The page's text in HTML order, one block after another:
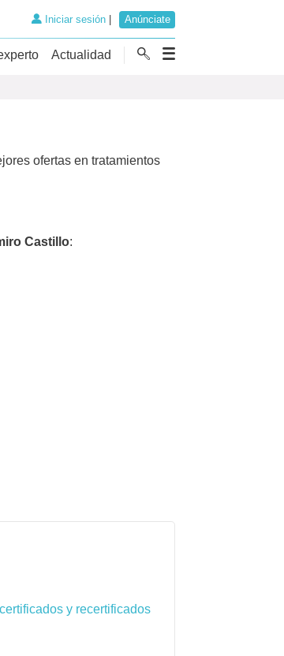
Iniciar sesión| Anúnciate
Actualidad
ofertas en tratamientos
Castillo:
y recertificados